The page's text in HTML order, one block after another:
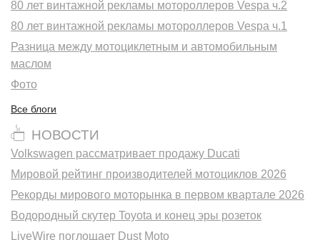
80 лет винтажной рекламы мотороллеров Vespa ч.2
80 лет винтажной рекламы мотороллеров Vespa ч.1
Разница между мотоциклетным и автомобильным
маслом
Фото
Все блоги
НОВОСТИ
Volkswagen рассматривает продажу Ducati
Мировой рейтинг производителей мотоциклов 2026
Рекорды мирового моторынка в первом квартале 2026
Водородный скутер Toyota и конец эры розеток
LiveWire поглощает Dust Moto